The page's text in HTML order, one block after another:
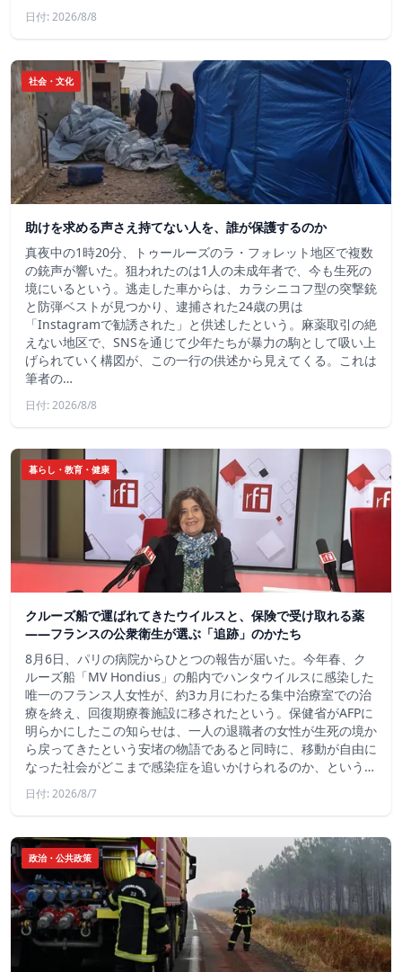
日付: 2026/8/8
社会・文化
助けを求める声さえ持てない人を、誰が保護するのか
真夜中の1時20分、トゥールーズのラ・フォレット地区で複数
の銃声が響いた。狙われたのは1人の未成年者で、今も生死の
境にいるという。逃走した車からは、カラシニコフ型の突撃銃
と防弾ベストが見つかり、逮捕された24歳の男は
「Instagramで勧誘された」と供述したという。麻薬取引の絶
えない地区で、SNSを通じて少年たちが暴力の駒として吸い上
げられていく構図が、この一行の供述から見えてくる。これは
筆者の…
日付: 2026/8/8
暮らし・教育・健康
クルーズ船で運ばれてきたウイルスと、保険で受け取れる薬
――フランスの公衆衛生が選ぶ「追跡」のかたち
8月6日、パリの病院からひとつの報告が届いた。今年春、ク
ルーズ船「MV Hondius」の船内でハンタウイルスに感染した
唯一のフランス人女性が、約3カ月にわたる集中治療室での治
療を終え、回復期療養施設に移されたという。保健省がAFPに
明らかにしたこの知らせは、一人の退職者の女性が生死の境か
ら戻ってきたという安堵の物語であると同時に、移動が自由に
なった社会がどこまで感染症を追いかけられるのか、という…
日付: 2026/8/7
政治・公共政策